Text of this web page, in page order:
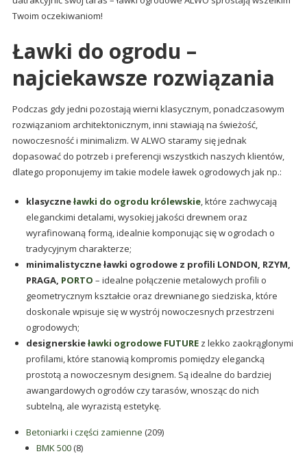
Twoim oczekiwaniom!
Ławki do ogrodu –
najciekawsze rozwiązania
Podczas gdy jedni pozostają wierni klasycznym, ponadczasowym
rozwiązaniom architektonicznym, inni stawiają na świeżość,
nowoczesność i minimalizm. W ALWO staramy się jednak
dopasować do potrzeb i preferencji wszystkich naszych klientów,
dlatego proponujemy im takie modele ławek ogrodowych jak np.:
klasyczneławki do ogrodu królewskie, które zachwycają
eleganckimi detalami, wysokiej jakości drewnem oraz
wyrafinowaną formą, idealnie komponując się w ogrodach o
tradycyjnym charakterze;
minimalistyczne ławki ogrodowe z profili LONDON, RZYM,
PRAGA, PORTO – idealne połączenie metalowych profili o
geometrycznym kształcie oraz drewnianego siedziska, które
doskonale wpisuje się w wystrój nowoczesnych przestrzeni
ogrodowych;
designerskieławki ogrodowe FUTURE z lekko zaokrąglonymi
profilami, które stanowią kompromis pomiędzy elegancką
prostotą a nowoczesnym designem. Są idealne do bardziej
awangardowych ogrodów czy tarasów, wnosząc do nich
subtelną, ale wyrazistą estetykę.
Betoniarki i części zamienne 209209
BMK 500 88